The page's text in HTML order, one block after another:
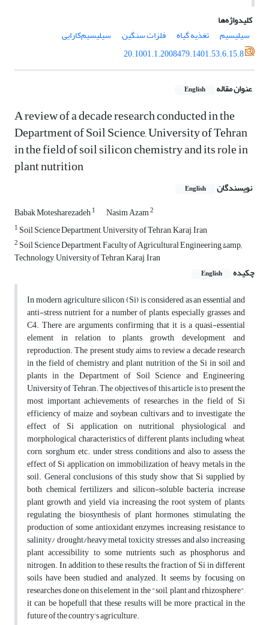
کلیدواژه‌ها
سیلیسیم
تغذیه گیاه فلزات سنگین
سیلیسیم‌کارایی
20.1001.1.2008479.1401.53.6.15.8
عنوان مقاله English
A review of a decade research conducted in the
Department of Soil Science, University of Tehran
in the field of soil silicon chemistry and its role in
plant nutrition
نویسندگان English
Babak Motesharezadeh1 Nasim Azam2
1 Soil Science Department, University of Tehran, Karaj, Iran
2 Soil Science Department, Faculty of Agricultural Engineering &amp;
Technology, University of Tehran, Karaj, Iran
چکیده
English
In modern agriculture, silicon (Si) is considered as an essential and
anti-stress nutrient for a number of plants, especially grasses and
C4. There are arguments confirming that it is a quasi-essential
element in relation to plants growth, development and
reproduction. The present study aims to review a decade research
in the field of chemistry and plant nutrition of the Si in soil and
plants in the Department of Soil Science and Engineering,
University of Tehran. The objectives of this article is to present the
most important achievements of researches in the field of Si
efficiency of maize and soybean cultivars and to investigate the
effect of Si application on nutritional, physiological and
morphological characteristics of different plants including wheat,
corn, sorghum, etc. under stress conditions and also to assess the
effect of Si application on immobilization of heavy metals in the
soil. General conclusions of this study show that Si supplied by
both chemical fertilizers and silicon-soluble bacteria, increase
plant growth and yield via increasing the root system of plants,
regulating the biosynthesis of plant hormones, stimulating the
production of some antioxidant enzymes, increasing resistance to
salinity/ drought/heavy metal toxicity stresses and also increasing
plant accessibility to some nutrients such as phosphorus and
nitrogen. In addition to these results, the fraction of Si in different
soils have been studied and analyzed. It seems by focusing on
researches done on this element in the "soil, plant and rhizosphere",
it can be hopefull that these results will be more practical in the
future of the country's agriculture.